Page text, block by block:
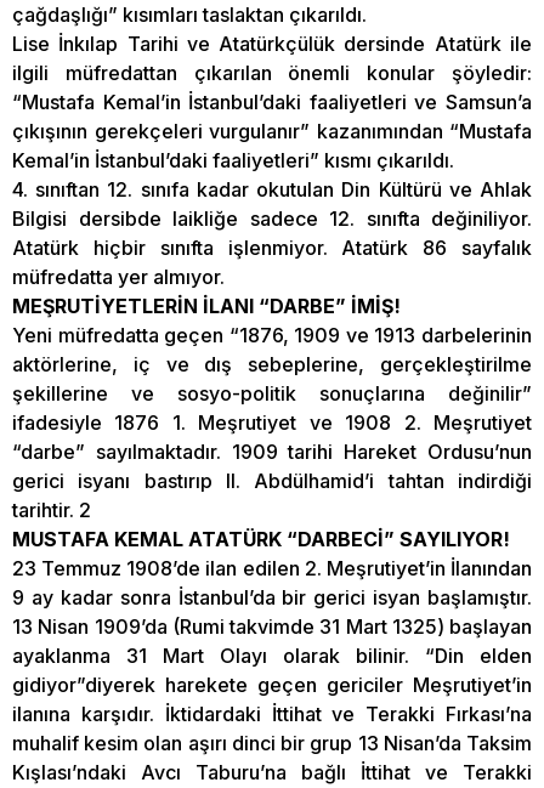
çağdaşlığı” kısımları taslaktan çıkarıldı.
Lise İnkılap Tarihi ve Atatürkçülük dersinde Atatürk ile
ilgili müfredattan çıkarılan önemli konular şöyledir:
“Mustafa Kemal’in İstanbul’daki faaliyetleri ve Samsun’a
çıkışının gerekçeleri vurgulanır” kazanımından “Mustafa
Kemal’in İstanbul’daki faaliyetleri” kısmı çıkarıldı.
4. sınıftan 12. sınıfa kadar okutulan Din Kültürü ve Ahlak
Bilgisi dersibde laikliğe sadece 12. sınıfta değiniliyor.
Atatürk hiçbir sınıfta işlenmiyor. Atatürk 86 sayfalık
müfredatta yer almıyor.
MEŞRUTİYETLERİN İLANI “DARBE” İMİŞ!
Yeni müfredatta geçen “1876, 1909 ve 1913 darbelerinin
aktörlerine, iç ve dış sebeplerine, gerçekleştirilme
şekillerine ve sosyo-politik sonuçlarına değinilir”
ifadesiyle 1876 1. Meşrutiyet ve 1908 2. Meşrutiyet
“darbe” sayılmaktadır. 1909 tarihi Hareket Ordusu’nun
gerici isyanı bastırıp II. Abdülhamid’i tahtan indirdiği
tarihtir. 2
MUSTAFA KEMAL ATATÜRK “DARBECİ” SAYILIYOR!
23 Temmuz 1908’de ilan edilen 2. Meşrutiyet’in İlanından
9 ay kadar sonra İstanbul’da bir gerici isyan başlamıştır.
13 Nisan 1909’da (Rumi takvimde 31 Mart 1325) başlayan
ayaklanma 31 Mart Olayı olarak bilinir. “Din elden
gidiyor”diyerek harekete geçen gericiler Meşrutiyet’in
ilanına karşıdır. İktidardaki İttihat ve Terakki Fırkası’na
muhalif kesim olan aşırı dinci bir grup 13 Nisan’da Taksim
Kışlası’ndaki Avcı Taburu’na bağlı İttihat ve Terakki